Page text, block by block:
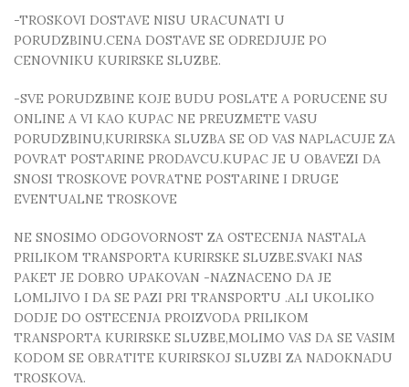
-TROSKOVI DOSTAVE NISU URACUNATI U
PORUDZBINU.CENA DOSTAVE SE ODREDJUJE PO
CENOVNIKU KURIRSKE SLUZBE.
-SVE PORUDZBINE KOJE BUDU POSLATE A PORUCENE SU
ONLINE A VI KAO KUPAC NE PREUZMETE VASU
PORUDZBINU,KURIRSKA SLUZBA SE OD VAS NAPLACUJE ZA
POVRAT POSTARINE PRODAVCU.KUPAC JE U OBAVEZI DA
SNOSI TROSKOVE POVRATNE POSTARINE I DRUGE
EVENTUALNE TROSKOVE
NE SNOSIMO ODGOVORNOST ZA OSTECENJA NASTALA
PRILIKOM TRANSPORTA KURIRSKE SLUZBE.SVAKI NAS
PAKET JE DOBRO UPAKOVAN -NAZNACENO DA JE
LOMLJIVO I DA SE PAZI PRI TRANSPORTU .ALI UKOLIKO
DODJE DO OSTECENJA PROIZVODA PRILIKOM
TRANSPORTA KURIRSKE SLUZBE,MOLIMO VAS DA SE VASIM
KODOM SE OBRATITE KURIRSKOJ SLUZBI ZA NADOKNADU
TROSKOVA.